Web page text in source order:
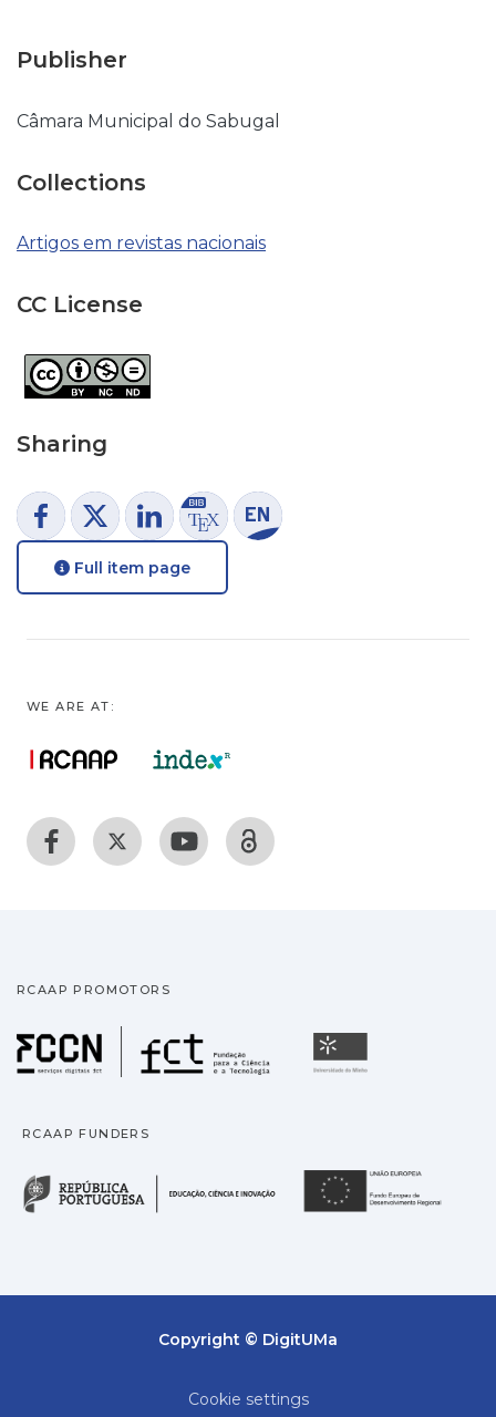
Publisher
Câmara Municipal do Sabugal
Collections
Artigos em revistas nacionais
CC License
Sharing
Full item page
WE ARE AT:
RCAAP PROMOTORS
Fundação para a
RCAAP FUNDERS
República Portuguesa
Copyright © DigitUMa
Cookie settings